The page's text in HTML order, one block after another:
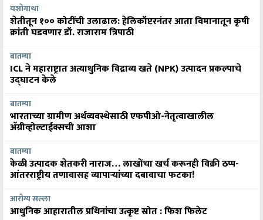
यशोगाथा
शेतीतून १०० कोटींची उलाढाल: हेलिकॉप्टरनंतर आता विमानातून कृषी
क्रांती घडवणार डॉ. राजाराम त्रिपाठी
बातम्या
ICL ने महाराष्ट्रात अत्याधुनिक विद्राव्य खते (NPK) उत्पादन प्रकल्पाचे
उद्घाटन केले
बातम्या
भारताच्या ग्रामीण अर्थव्यवस्थेसाठी एफपीओ-नेतृत्वाखालील
अ‍ॅग्रीव्होल्टाईक्सची आशा
बातम्या
केळी उत्पादक शेतकरी नाराज… लाखोंचा खर्च करूनही विक्री ठप्प-
आंतरराष्ट्रीय तणावासह व्यापाऱ्यांच्या दबावाचा फटका!
आरोग्य सल्ला
आधुनिक आहारातील प्रथिनांचा उत्कृष्ट स्रोत : फिश फिलेट